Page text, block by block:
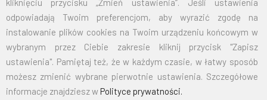
kliknięciu przycisku „Zmień ustawienia”. Jeśli ustawienia
odpowiadają Twoim preferencjom, aby wyrazić zgodę na
instalowanie plików cookies na Twoim urządzeniu końcowym w
wybranym przez Ciebie zakresie kliknij przycisk "Zapisz
ustawienia". Pamiętaj też, że w każdym czasie, w łatwy sposób
możesz zmienić wybrane pierwotnie ustawienia. Szczegółowe
informacje znajdziesz wPolityce prywatności.
EMAIL: marketing@bielflag.pl
biuro@bielflag.pl
TELEFON:600 42 11 90,33/816 21 78